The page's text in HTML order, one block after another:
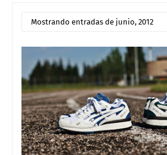
Mostrando entradas de junio, 2012